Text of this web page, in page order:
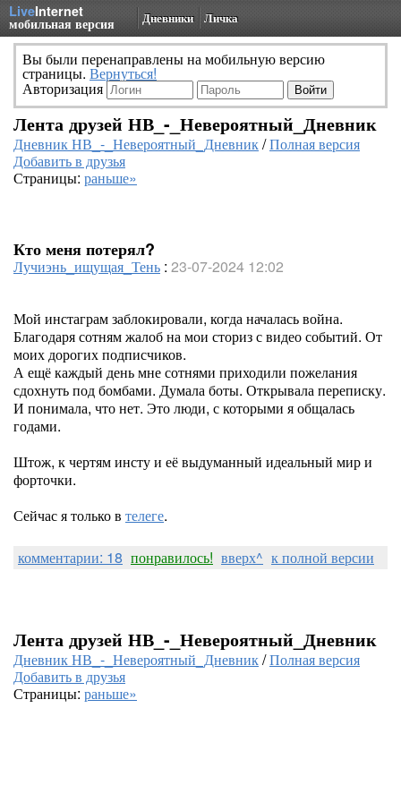
LiveInternet
мобильная версия Дневники Личка
Вы были перенаправлены на мобильную версию
страницы. Вернуться!
Авторизация
Лента друзей НВ_-_Невероятный_Дневник
Дневник НВ_-_Невероятный_Дневник/Полная версия
Добавить в друзья
Страницы: раньше»
Кто меня потерял?
Лучиэнь_ищущая_Тень : 23-07-2024 12:02
Мой инстаграм заблокировали, когда началась война.
Благодаря сотням жалоб на мои сториз с видео событий. От
моих дорогих подписчиков.
А ещё каждый день мне сотнями приходили пожелания
сдохнуть под бомбами. Думала боты. Открывала переписку.
И понимала, что нет. Это люди, с которыми я общалась
годами.
Штож, к чертям инсту и её выдуманный идеальный мир и
форточки.
Сейчас я только в телеге.
комментарии: 18 понравилось! вверх^ к полной версии
Лента друзей НВ_-_Невероятный_Дневник
Дневник НВ_-_Невероятный_Дневник/Полная версия
Добавить в друзья
Страницы: раньше»